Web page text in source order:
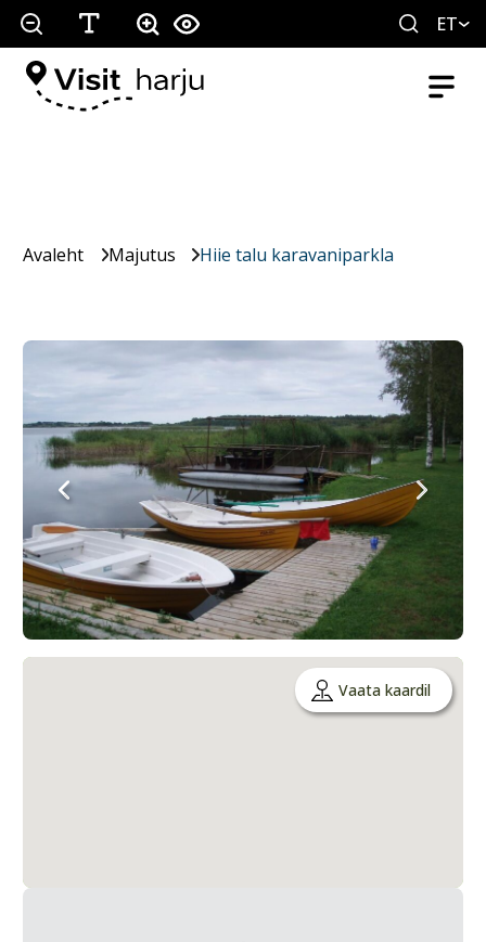
ET
Avaleht Majutus Hiie talu karavaniparkla
Vaata kaardil